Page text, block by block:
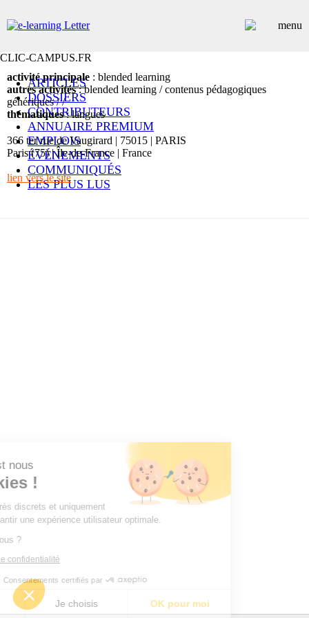
c'est nous
!
très discrets et uniquement
garantir une expérience utilisateur optimale.
vous ?
de confidentialité
Consentements certifiés par
Je choisis OK pour moi
ARTICLES
DOSSIERS
CONTRIBUTEURS
ANNUAIRE PREMIUM
EMPLOIS
ÉVÉNEMENTS
COMMUNIQUÉS
LES PLUS LUS
CLIC-CAMPUS.FR
activité principale : blended learning
autres activités: blended learning / contenus pédagogiques
génériques / /
thématiques: langues
366 ter rue de Vaugirard | 75015 | PARIS
Paris (75) | Île-de-France | France
lien vers le site